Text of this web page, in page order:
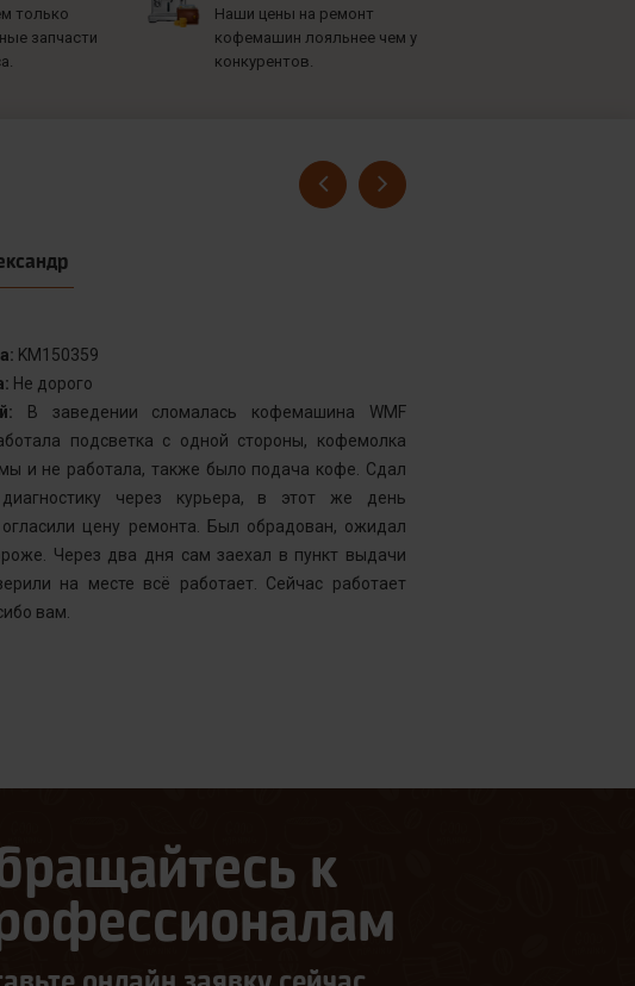
только
запчасти
Наши цены на ремонт
кофемашин лояльнее чем у
конкурентов.
KM150359
Не дорого
В заведении сломалась кофемашина WMF
подсветка с одной стороны, кофемолка
и не работала, также было подача кофе. Сдал
через курьера, в этот же день
цену ремонта. Был обрадован, ожидал
Через два дня сам заехал в пункт выдачи
на месте всё работает. Сейчас работает
вам.
к